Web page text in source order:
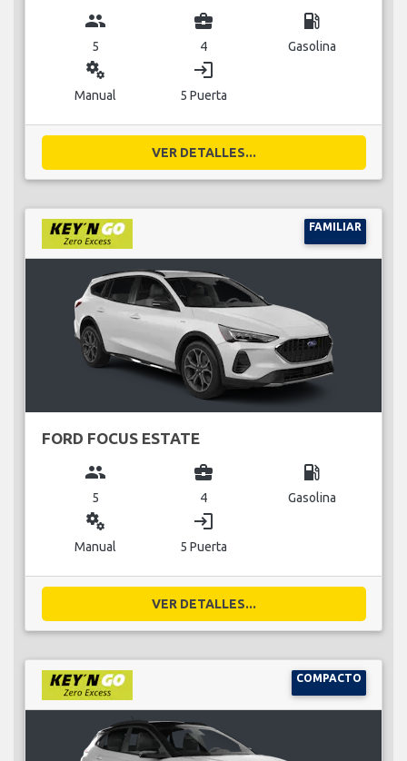
group
5
business_center
4
local_gas_station
Gasolina
miscellaneous_services
Manual
login
5 Puerta
VER DETALLES...
FAMILIAR
FORD FOCUS ESTATE
group
5
business_center
4
local_gas_station
Gasolina
miscellaneous_services
Manual
login
5 Puerta
VER DETALLES...
COMPACTO